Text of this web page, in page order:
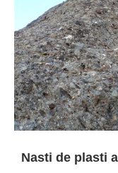
Nasti de plasti